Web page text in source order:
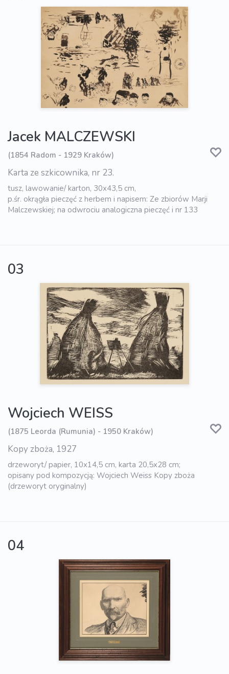
Jacek MALCZEWSKI
(1854 Radom - 1929 Kraków)
Karta ze szkicownika, nr 23.
tusz, lawowanie/ karton, 30x43,5 cm,
p.śr. okrągła pieczęć z herbem i napisem: Ze zbiorów Marji
Malczewskiej; na odwrociu analogiczna pieczęć i nr 133
03
Wojciech WEISS
(1875 Leorda (Rumunia) - 1950 Kraków)
Kopy zboża, 1927
drzeworyt/ papier, 10x14,5 cm, karta 20,5x28 cm;
opisany pod kompozycją: Wojciech Weiss Kopy zboża
(drzeworyt oryginalny)
04